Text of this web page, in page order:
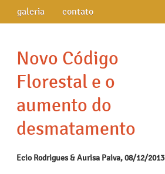
galeria contato
Novo Código
Florestal e o
aumento do
desmatamento
Ecio Rodrigues & Aurisa Paiva, 08/12/2013